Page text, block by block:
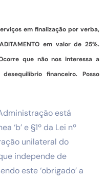
em finalização por verba,
em valor de 25%.
que não nos interessa a
financeiro. Posso
está
‘b’ e §1º da Lei nº
unilateral do
independe de
este ‘obrigado’ a